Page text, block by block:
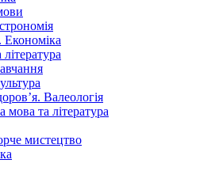
Економіка
Валеологія
мова та література
мистецтво